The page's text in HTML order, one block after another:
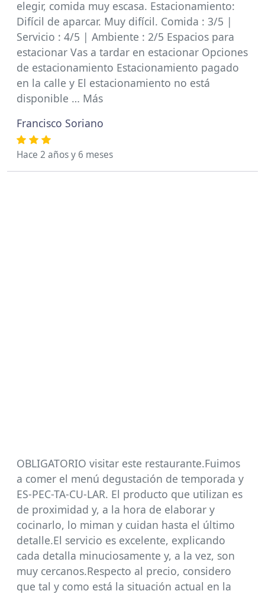
elegir, comida muy escasa. Estacionamiento:
Difícil de aparcar. Muy difícil. Comida : 3/5 |
Servicio : 4/5 | Ambiente : 2/5 Espacios para
estacionar Vas a tardar en estacionar Opciones
de estacionamiento Estacionamiento pagado
en la calle y El estacionamiento no está
disponible … Más
Francisco Soriano
Hace 2 años y 6 meses
OBLIGATORIO visitar este restaurante.Fuimos
a comer el menú degustación de temporada y
ES-PEC-TA-CU-LAR. El producto que utilizan es
de proximidad y, a la hora de elaborar y
cocinarlo, lo miman y cuidan hasta el último
detalle.El servicio es excelente, explicando
cada detalla minuciosamente y, a la vez, son
muy cercanos.Respecto al precio, considero
que tal y como está la situación actual en la